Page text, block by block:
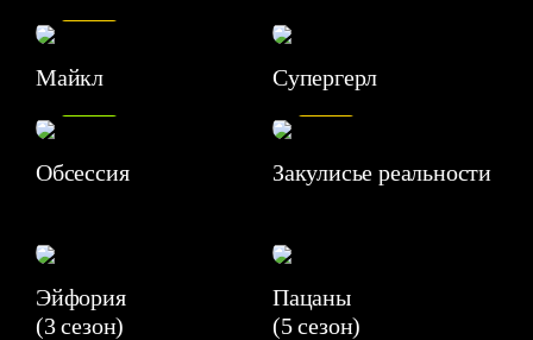
Майкл Супергерл
Обсессия
7.1
Закулисье реальности
Эйфория
(3 сезон)
Пацаны
(5 сезон)